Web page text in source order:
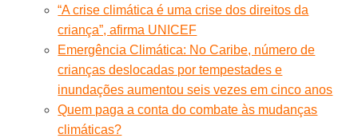
“A crise climática é uma crise dos direitos da
criança”, afirma UNICEF
Emergência Climática: No Caribe, número de
crianças deslocadas por tempestades e
inundações aumentou seis vezes em cinco anos
Quem paga a conta do combate às mudanças
climáticas?